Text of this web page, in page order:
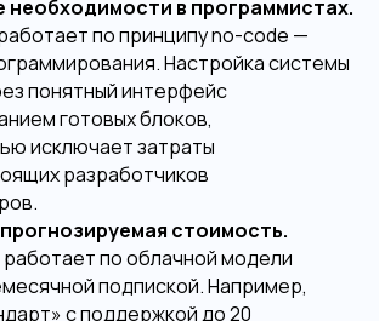
необходимости в программистах.
по принципу no-code —
Настройка системы
понятный интерфейс
готовых блоков,
исключает затраты
разработчиков
стоимость.
по облачной модели
подпиской. Например,
с поддержкой до 20